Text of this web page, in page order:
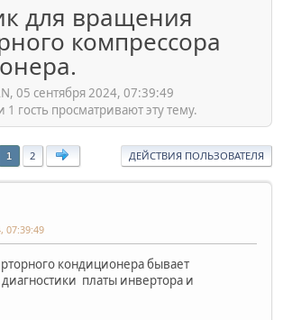
для вращения
компрессора
05 сентября 2024, 07:39:49
гость просматривают эту тему.
1 2 ДЕЙСТВИЯ ПОЛЬЗОВАТЕЛЯ
07:39:49
кондиционера бывает
платы инвертора и